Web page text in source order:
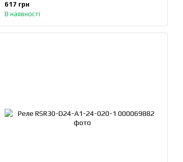
617 грн
В наявності